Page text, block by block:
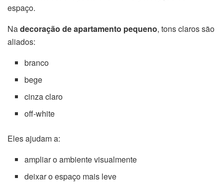
espaço.
Nadecoração de apartamento pequeno, tons claros são
aliados:
branco
bege
cinza claro
off-white
Eles ajudam a:
ampliar o ambiente visualmente
deixar o espaço mais leve